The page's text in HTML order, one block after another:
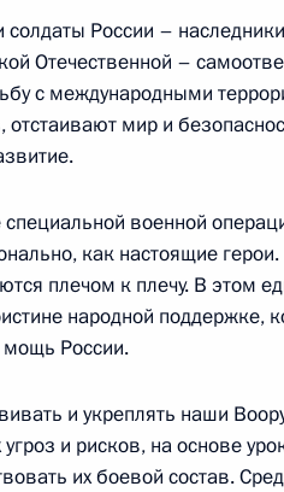
Москва, Кремль
Белоруссии Александром
Санкт-Петербург
России –
Отечественной –
с международными
отстаивают мир и
военной
как настоящие
плечом к плечу. В этом
народной поддержке,
России.
и укреплять наши
и рисков, на основе
их боевой состав.